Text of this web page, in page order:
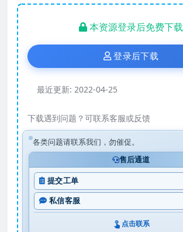
本资源登录后免费下载
登录后下载
最近更新: 2022-04-25
下载遇到问题？可联系客服或反馈
各类问题请联系我们，勿催促。
售后通道
提交工单
私信客服
点击联系